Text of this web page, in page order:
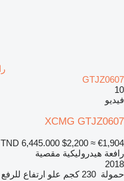
GTJZ0607
10
فيديو
XCMG GTJZ0607
TND 6,445.000 $2,200 ≈ €1,904
رافعة هيدروليكية مقصية
2018
حمولة 230 كجم علو ارتفاع للرفع